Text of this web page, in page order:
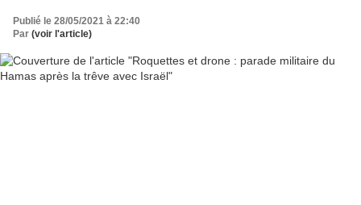
Publié le 28/05/2021 à 22:40
Par (voir l'article)